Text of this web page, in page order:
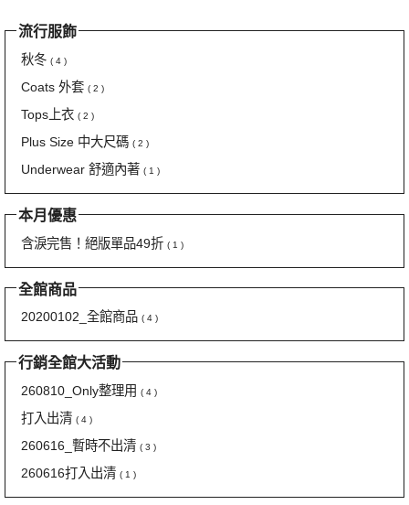
流行服飾
秋冬 ( 4 )
Coats 外套 ( 2 )
Tops上衣 ( 2 )
Plus Size 中大尺碼 ( 2 )
Underwear 舒適內著 ( 1 )
本月優惠
含淚完售！絕版單品49折 ( 1 )
全館商品
20200102_全館商品 ( 4 )
行銷全館大活動
260810_Only整理用 ( 4 )
打入出清 ( 4 )
260616_暫時不出清 ( 3 )
260616打入出清 ( 1 )